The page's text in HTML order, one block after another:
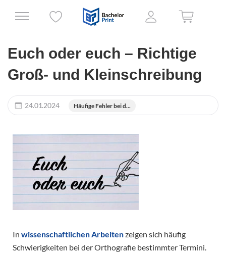
Euch oder euch – Richtige
Groß- und Kleinschreibung
24.01.2024 Häufige Fehler bei d...
In wissenschaftlichen Arbeitenzeigen sich häufig
Schwierigkeiten bei der Orthografie bestimmter Termini.